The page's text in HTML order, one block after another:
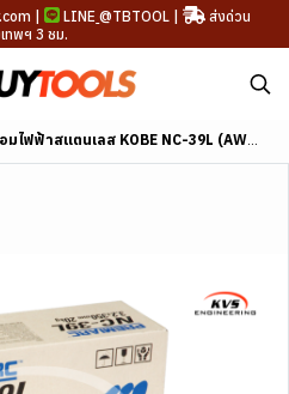
| LINE @TBTOOL |
ส่งด่วน
ทพฯ 3 ชม.
ฟฟ้าสแตนเลส KOBE NC-39L (AWS A5.4 E309L-16)